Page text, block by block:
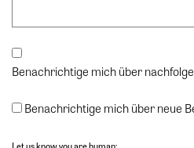
Benachrichtige mich über
Benachrichtige mich über neue